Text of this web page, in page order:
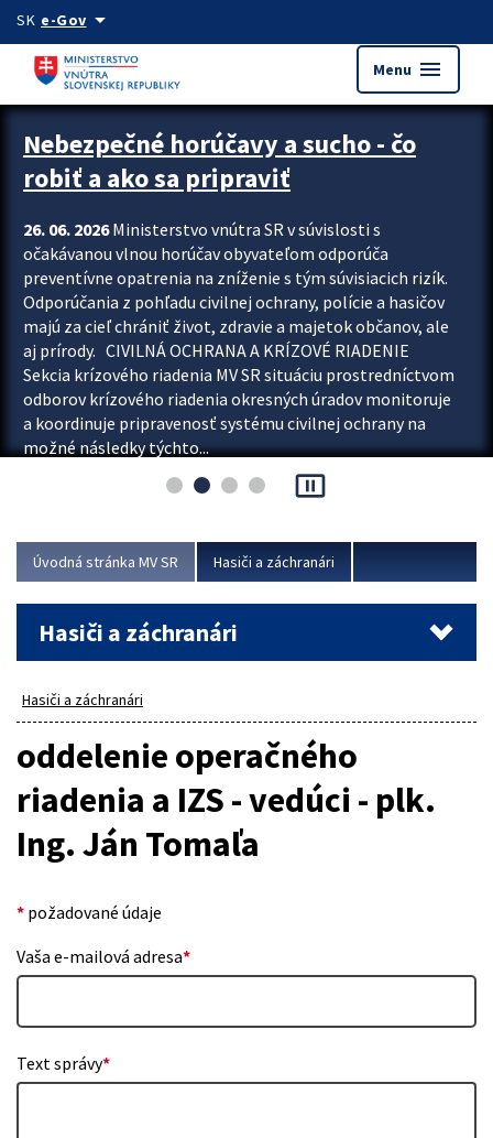
Preskocit na hlavný obsah
SK e-Govarrow_drop_down
Menu menu
Zastavit automatický posun upútavok
Nebezpečné horúčavy a sucho - čo
robiť a ako sa pripraviť
26. 06. 2026Ministerstvo vnútra SR v súvislosti s
očakávanou vlnou horúčav obyvateľom odporúča
preventívne opatrenia na zníženie s tým súvisiacich rizík.
Odporúčania z pohľadu civilnej ochrany, polície a hasičov
majú za cieľ chrániť život, zdravie a majetok občanov, ale
aj prírody. CIVILNÁ OCHRANA A KRÍZOVÉ RIADENIE
Sekcia krízového riadenia MV SR situáciu prostredníctvom
odborov krízového riadenia okresných úradov monitoruje
a koordinuje pripravenosť systému civilnej ochrany na
možné následky týchto...
pause_presentation
Úvodná stránka MV SR Hasiči a záchranári
Hasiči a záchranári
Hasiči a záchranári
oddelenie operačného
riadenia a IZS - vedúci - plk.
Ing. Ján Tomaľa
* požadované údaje
Vaša e-mailová adresa*
Text správy*